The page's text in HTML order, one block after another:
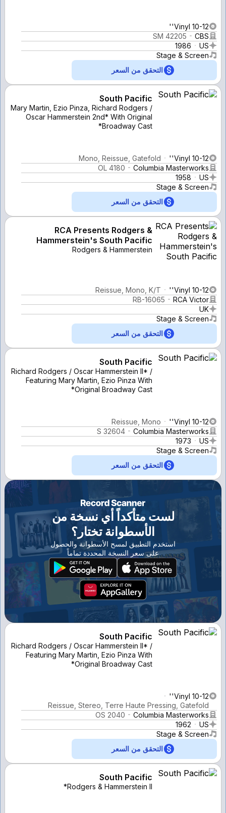
Vinyl 10-12''
CBS
SM 42205
US
1986
Stage & Screen
التحقق من السعر
South Pacific
Mary Martin, Ezio Pinza, Richard Rodgers /
Oscar Hammerstein 2nd* With Original
Broadway Cast*
Vinyl 10-12''
Mono, Reissue, Gatefold
Columbia Masterworks
OL 4180
US
1958
Stage & Screen
التحقق من السعر
RCA Presents Rodgers &
Hammerstein's South Pacific
Rodgers & Hammerstein
Vinyl 10-12''
Reissue, Mono, K/T
RCA Victor
RB-16065
UK
Stage & Screen
التحقق من السعر
South Pacific
Richard Rodgers / Oscar Hammerstein II* /
Featuring Mary Martin, Ezio Pinza With
Original Broadway Cast*
Vinyl 10-12''
Reissue, Mono
Columbia Masterworks
S 32604
US
1973
Stage & Screen
التحقق من السعر
لست متأكداً أي نسخة من
الأسطوانة تختار؟
استخدم التطبيق لمسح الأسطوانة والحصول
على سعر النسخة المحددة تماماً
South Pacific
Richard Rodgers / Oscar Hammerstein II* /
Featuring Mary Martin, Ezio Pinza With
Original Broadway Cast*
Vinyl 10-12''
Reissue, Stereo, Terre Haute Pressing, Gatefold
Columbia Masterworks
OS 2040
US
1962
Stage & Screen
التحقق من السعر
South Pacific
Rodgers & Hammerstein II*